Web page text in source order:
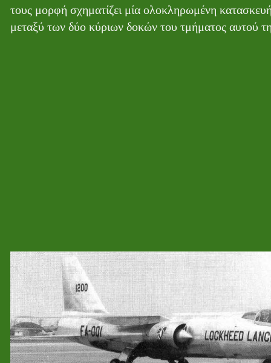
τους μορφή σχηματίζει μία ολοκληρωμένη
μεταξύ των δύο κύριων δοκών του τμήματος αυτού